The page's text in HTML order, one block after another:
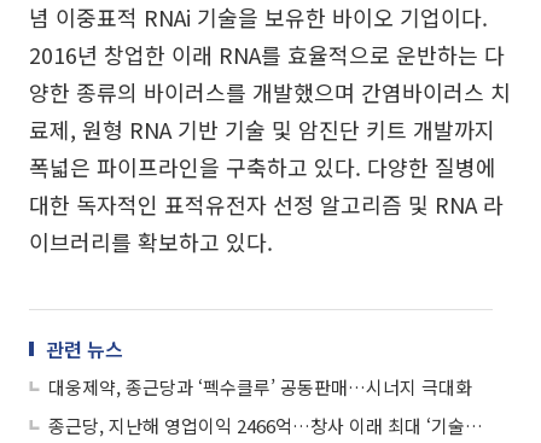
념 이중표적 RNAi 기술을 보유한 바이오 기업이다.
2016년 창업한 이래 RNA를 효율적으로 운반하는 다
양한 종류의 바이러스를 개발했으며 간염바이러스 치
료제, 원형 RNA 기반 기술 및 암진단 키트 개발까지
폭넓은 파이프라인을 구축하고 있다. 다양한 질병에
대한 독자적인 표적유전자 선정 알고리즘 및 RNA 라
이브러리를 확보하고 있다.
관련 뉴스
대웅제약, 종근당과 ‘펙수클루’ 공동판매…시너지 극대화
종근당, 지난해 영업이익 2466억…창사 이래 최대 ‘기술수출 효과’